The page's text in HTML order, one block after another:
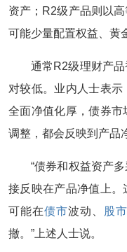
资产；R2级产品则以
可能少量配置权益、黄
通常R2级理财产
对较低。业内人士表
全面净值化厚，债券
调整，都会反映到产品
“债券和权益资产
接反映在产品净值上
可能在债市波动、 股市
撤。”上述人士说。